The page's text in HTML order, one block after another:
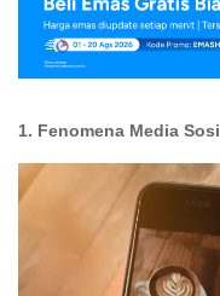
1. Fenomena Media